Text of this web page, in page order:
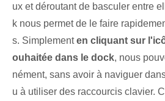
ux et déroutant de basculer entre
k nous permet de le faire
s. Simplementen cliquant‌ sur
ouhaitée dans⁢ le dock, nous
nément, sans ‌avoir​ à naviguer
u à utiliser des raccourcis clavier.